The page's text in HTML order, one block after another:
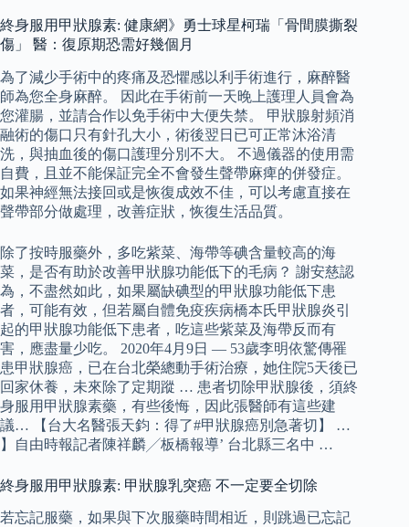
終身服用甲狀腺素: 健康網》勇士球星柯瑞「骨間膜撕裂
傷」 醫：復原期恐需好幾個月
為了減少手術中的疼痛及恐懼感以利手術進行，麻醉醫
師為您全身麻醉。 因此在手術前一天晚上護理人員會為
您灌腸，並請合作以免手術中大便失禁。 甲狀腺射頻消
融術的傷口只有針孔大小，術後翌日已可正常沐浴清
洗，與抽血後的傷口護理分別不大。 不過儀器的使用需
自費，且並不能保証完全不會發生聲帶麻痺的併發症。
如果神經無法接回或是恢復成效不佳，可以考慮直接在
聲帶部分做處理，改善症狀，恢復生活品質。
除了按時服藥外，多吃紫菜、海帶等碘含量較高的海
菜，是否有助於改善甲狀腺功能低下的毛病？ 謝安慈認
為，不盡然如此，如果屬缺碘型的甲狀腺功能低下患
者，可能有效，但若屬自體免疫疾病橋本氏甲狀腺炎引
起的甲狀腺功能低下患者，吃這些紫菜及海帶反而有
害，應盡量少吃。 2020年4月9日 — 53歲李明依驚傳罹
患甲狀腺癌，已在台北榮總動手術治療，她住院5天後已
回家休養，未來除了定期蹤 … 患者切除甲狀腺後，須終
身服用甲狀腺素藥，有些後悔，因此張醫師有這些建
議… 【台大名醫張天鈞：得了#甲狀腺癌別急著切】 …
】自由時報記者陳祥麟╱板橋報導’ 台北縣三名中 …
終身服用甲狀腺素: 甲狀腺乳突癌 不一定要全切除
若忘記服藥，如果與下次服藥時間相近，則跳過已忘記